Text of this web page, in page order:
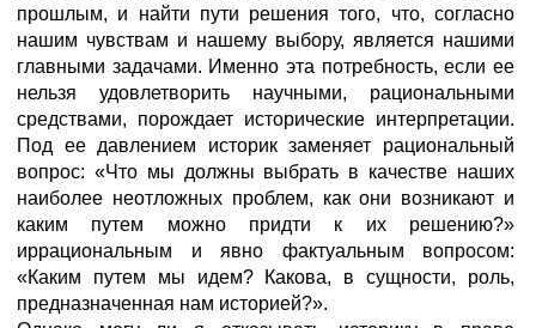
прошлым, и найти пути решения того, что, согласно
нашим чувствам и нашему выбору, является нашими
главными задачами. Именно эта потребность, если ее
нельзя удовлетворить научными, рациональными
средствами, порождает исторические интерпретации.
Под ее давлением историк заменяет рациональный
вопрос: «Что мы должны выбрать в качестве наших
наиболее неотложных проблем, как они возникают и
каким путем можно придти к их решению?»
иррациональным и явно фактуальным вопросом:
«Каким путем мы идем? Какова, в сущности, роль,
предназначенная нам историей?».